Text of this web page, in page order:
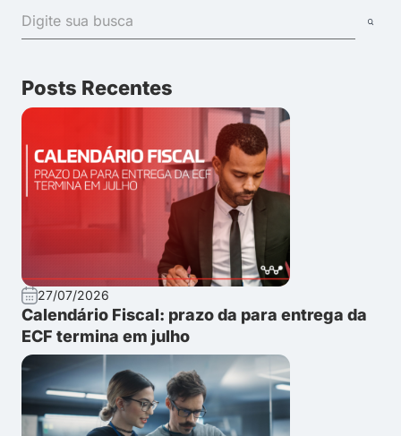
Posts Recentes
27/07/2026
Calendário Fiscal: prazo da para entrega da
ECF termina em julho